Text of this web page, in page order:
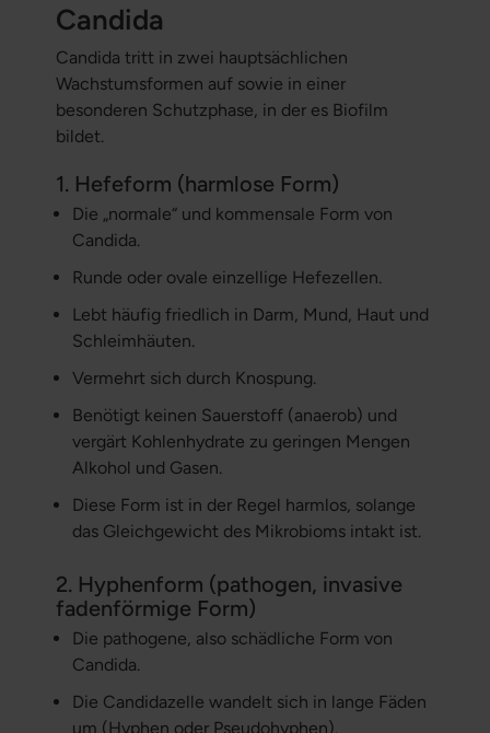
Candida
Candida tritt in zwei hauptsächlichen
Wachstumsformen auf sowie in einer
besonderen Schutzphase, in der es Biofilm
bildet.
1. Hefeform (harmlose Form)
Die „normale“ und kommensale Form von
Candida.
Runde oder ovale einzellige Hefezellen.
Lebt häufig friedlich in Darm, Mund, Haut und
Schleimhäuten.
Vermehrt sich durch Knospung.
Benötigt keinen Sauerstoff (anaerob) und
vergärt Kohlenhydrate zu geringen Mengen
Alkohol und Gasen.
Diese Form ist in der Regel harmlos, solange
das Gleichgewicht des Mikrobioms intakt ist.
2. Hyphenform (pathogen, invasive
fadenförmige Form)
Die pathogene, also schädliche Form von
Candida.
Die Candidazelle wandelt sich in lange Fäden
um (Hyphen oder Pseudohyphen).